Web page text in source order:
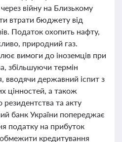
війну на Близькому
втрати бюджету від
Податок охопить нафту,
природний газ.
вимоги до іноземців при
збільшуючи термін
вводячи державний іспит з
цінностей, а також
та акту
банк України попереджає
податку на прибуток
кредитування